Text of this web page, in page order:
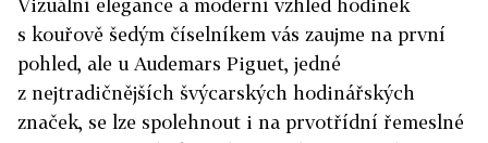
s kouřově šedým číselníkem vás zaujme na první
pohled, ale u Audemars Piguet, jedné
z nejtradičnějších švýcarských hodinářských
značek, se lze spolehnout i na prvotřídní řemeslné